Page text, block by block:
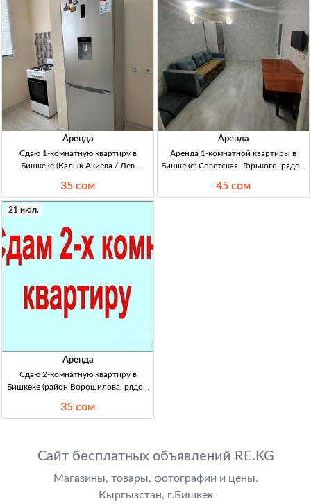
35000 сом/мес, собств.
Аренда
Сдаю 1-комнатную квартиру в
Бишкеке (Калык Акиева / Лев
34м², 4/9эт, ремонт, мебель,
долгосрочно, желательно семье,
аренда 35000 KGS + деп 20000
35 сом
Аренда
Аренда 1-комнатной квартиры в
Бишкеке: Советская–Горького, рядом
Советская–Горького (рядом ВЕФА
45 сом
21 июл.
Аренда
Сдаю 2-комнатную квартиру в
Бишкеке (район Ворошилова, рядом
2кв, меблир., 5/2 эт, Ворошилова
35 сом
Сайт бесплатных объявлений RE.KG
Магазины, товары, фотографии и цены.
Кыргызстан, г.Бишкек